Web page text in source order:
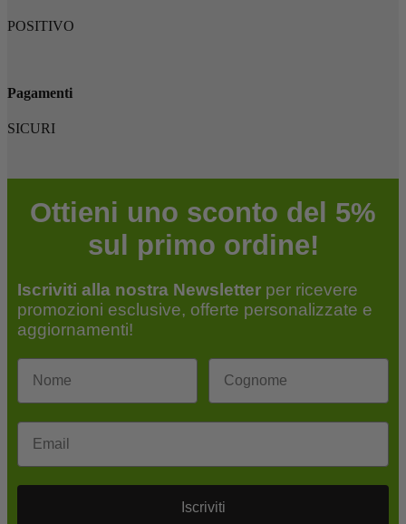
POSITIVO
Pagamenti
SICURI
Ottieni uno sconto del 5%
sul primo ordine!
Iscriviti alla nostra Newsletter per ricevere
promozioni esclusive, offerte personalizzate e
aggiornamenti!
Email
Iscriviti